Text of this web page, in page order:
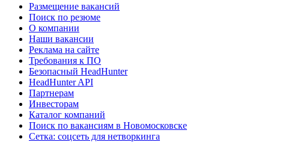
Размещение вакансий
Поиск по резюме
О компании
Наши вакансии
Реклама на сайте
Требования к ПО
Безопасный HeadHunter
HeadHunter API
Партнерам
Инвесторам
Каталог компаний
Поиск по вакансиям в Новомосковске
Сетка: соцсеть для нетворкинга